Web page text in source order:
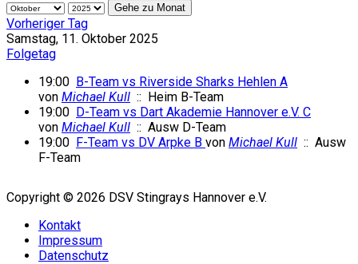
Gehe zu Monat
Vorheriger Tag
Samstag, 11. Oktober 2025
Folgetag
19:00 B-Team vs Riverside Sharks Hehlen A
von Michael Kull :: Heim B-Team
19:00 D-Team vs Dart Akademie Hannover e.V. C
von Michael Kull :: Ausw D-Team
19:00 F-Team vs DV Arpke B von Michael Kull :: Ausw
F-Team
Copyright © 2026 DSV Stingrays Hannover e.V.
Kontakt
Impressum
Datenschutz